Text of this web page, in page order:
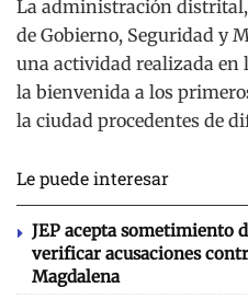
La administración distrital,
de Gobierno, Seguridad y
una actividad realizada en
la bienvenida a los
la ciudad procedentes de
Le puede interesar
JEP acepta sometimiento
verificar acusaciones
Magdalena